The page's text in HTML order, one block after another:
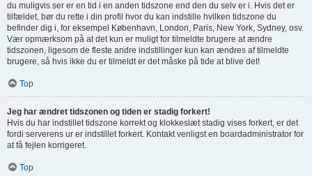
du muligvis ser er en tid i en anden tidszone end den du selv er i. Hvis det er
tilfældet, bør du rette i din profil hvor du kan indstille hvilken tidszone du
befinder dig i, for eksempel København, London, Paris, New York, Sydney, osv.
Vær opmærksom på at det kun er muligt for tilmeldte brugere at ændre
tidszonen, ligesom de fleste andre indstillinger kun kan ændres af tilmeldte
brugere, så hvis ikke du er tilmeldt er det måske på tide at blive det!
Top
Jeg har ændret tidszonen og tiden er stadig forkert!
Hvis du har indstillet tidszone korrekt og klokkeslæt stadig vises forkert, er det
fordi serverens ur er indstillet forkert. Kontakt venligst en boardadministrator for
at få fejlen korrigeret.
Top